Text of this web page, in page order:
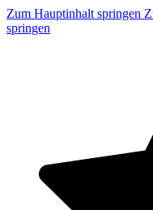
Zum Hauptinhalt springen
springen